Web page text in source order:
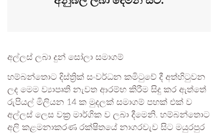
අල්ලස් ලබා දුන් සෝලා සමාගම්
හම්බන්තොට දිස්ත්‍රික් සංවර්ධන කමිටුවේ දී අත්හිටුවන
ලද මෙම ව්‍යාපෘති නැවත ආරම්භ කිරීම සිදු කර ඇත්තේ
රුපියල් මිලියන 14 ක මුදලක් සමාගම් පහක් එක් ව
අල්ලස් ලෙස වක්‍ර මාර්ගික ව ලබා දීමෙනි. හම්බන්තොට
අලි කළමනාකරණ රක්ෂිතයේ නාගරවැව සිට මයුරපුර